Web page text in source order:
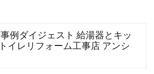
例ダイジェスト 給湯器とキッ
イレリフォーム工事店 アンシ